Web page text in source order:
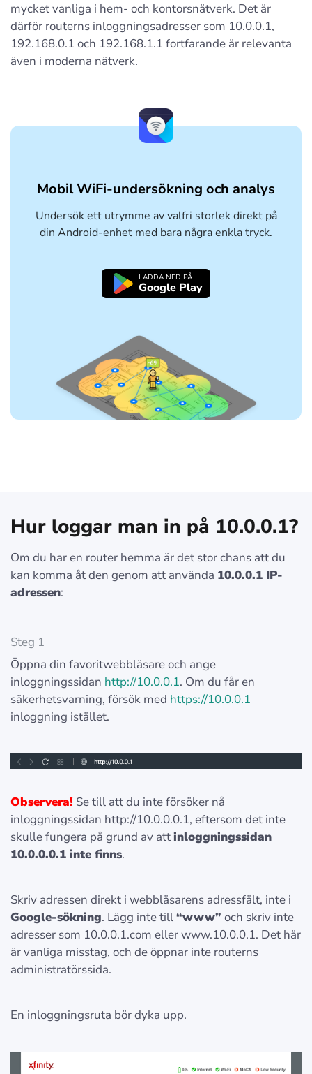
mycket vanliga i hem- och kontorsnätverk. Det är
därför routerns inloggningsadresser som 10.0.0.1,
192.168.0.1 och 192.168.1.1 fortfarande är relevanta
även i moderna nätverk.
Mobil WiFi-undersökning och analys
Undersök ett utrymme av valfri storlek direkt på
din Android-enhet med bara några enkla tryck.
LADDA NED PÅ
Google Play
Hur loggar man in på 10.0.0.1?
Om du har en router hemma är det stor chans att du
kan komma åt den genom att använda 10.0.0.1 IP-
adressen:
Steg 1
Öppna din favoritwebbläsare och ange
inloggningssidan http://10.0.0.1. Om du får en
säkerhetsvarning, försök med https://10.0.0.1
inloggning istället.
Observera! Se till att du inte försöker nå
inloggningssidan http://10.0.0.0.1, eftersom det inte
skulle fungera på grund av attinloggningssidan
10.0.0.0.1 inte finns.
Skriv adressen direkt i webbläsarens adressfält, inte i
Google-sökning. Lägg inte till“www” och skriv inte
adresser som 10.0.0.1.com eller www.10.0.0.1. Det här
är vanliga misstag, och de öppnar inte routerns
administratörssida.
En inloggningsruta bör dyka upp.